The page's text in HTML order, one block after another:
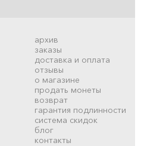
архив
заказы
доставка и оплата
отзывы
о магазине
продать монеты
возврат
гарантия подлинности
система скидок
блог
контакты